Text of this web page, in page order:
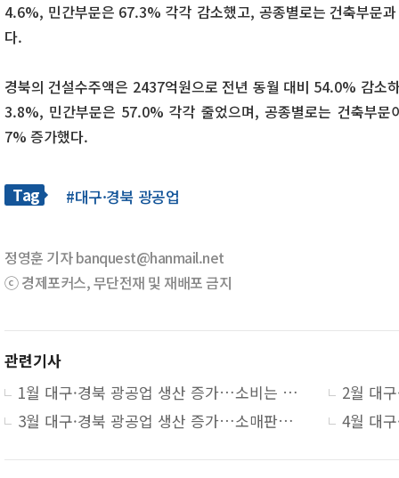
4.6%, 민간부문은 67.3% 각각 감소했고, 공종별로는 건축부문
다.
경북의 건설수주액은 2437억원으로 전년 동월 대비 54.0% 감소
3.8%, 민간부문은 57.0% 각각 줄었으며, 공종별로는 건축부
7% 증가했다.
Tag #대구·경북 광공업
정영훈 기자 banquest@hanmail.net
ⓒ 경제포커스, 무단전재 및 재배포 금지
관련기사
1월 대구·경북 광공업 생산 증가…소비는 감소·건설수주 엇갈려
3월 대구·경북 광공업 생산 증가…소매판매·건설수주 감소